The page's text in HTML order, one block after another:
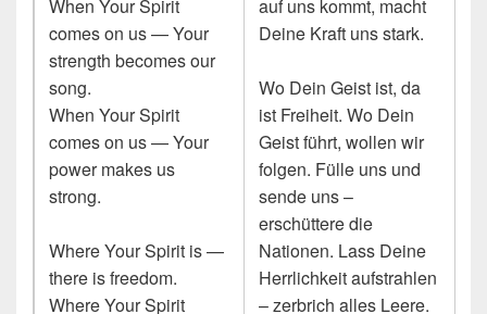
When Your Spirit
comes on us — Your
strength becomes our
song.
When Your Spirit
comes on us — Your
power makes us
strong.
Where Your Spirit is —
there is freedom.
Where Your Spirit
auf uns kommt, macht
Deine Kraft uns stark.
Wo Dein Geist ist, da
ist Freiheit. Wo Dein
Geist führt, wollen wir
folgen. Fülle uns und
sende uns –
erschüttere die
Nationen. Lass Deine
Herrlichkeit aufstrahlen
– zerbrich alles Leere.